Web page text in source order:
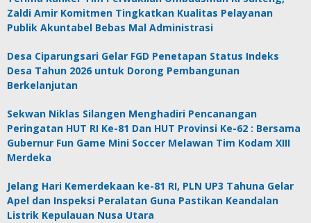
Zaldi Amir Komitmen Tingkatkan Kualitas Pelayanan
Publik Akuntabel Bebas Mal Administrasi
Desa Ciparungsari Gelar FGD Penetapan Status Indeks
Desa Tahun 2026 untuk Dorong Pembangunan
Berkelanjutan
Sekwan Niklas Silangen Menghadiri Pencanangan
Peringatan HUT RI Ke-81 Dan HUT Provinsi Ke-62 : Bersama
Gubernur Fun Game Mini Soccer Melawan Tim Kodam XIII
Merdeka
Jelang Hari Kemerdekaan ke-81 RI, PLN UP3 Tahuna Gelar
Apel dan Inspeksi Peralatan Guna Pastikan Keandalan
Listrik Kepulauan Nusa Utara